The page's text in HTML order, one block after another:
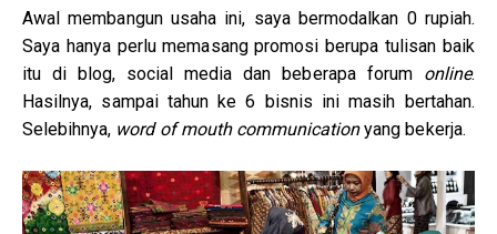
Awal membangun usaha ini, saya bermodalkan 0 rupiah.
Saya hanya perlu memasang promosi berupa tulisan baik
itu di blog, social media dan beberapa forumonline.
Hasilnya, sampai tahun ke 6 bisnis ini masih bertahan.
Selebihnya, word of mouth communicationyang bekerja.